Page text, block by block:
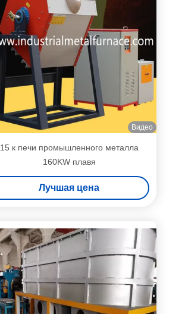
Видео
15 к печи промышленного металла
160KW плавя
Лучшая цена